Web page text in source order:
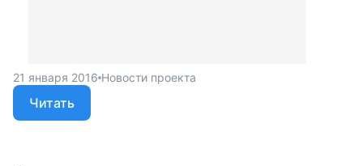
21 января 2016 Новости проекта
Читать